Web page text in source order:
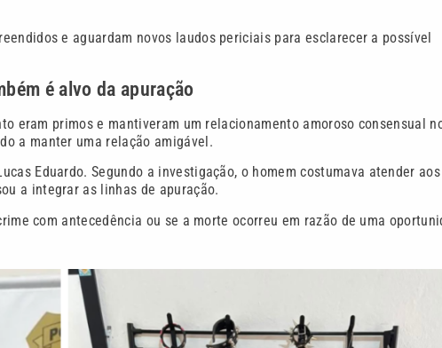
e aguardam novos laudos periciais para esclarecer a possível
é alvo da apuração
eram primos e mantiveram um relacionamento amoroso consensual
a manter uma relação amigável.
Eduardo. Segundo a investigação, o homem costumava atender aos
a integrar as linhas de apuração.
com antecedência ou se a morte ocorreu em razão de uma